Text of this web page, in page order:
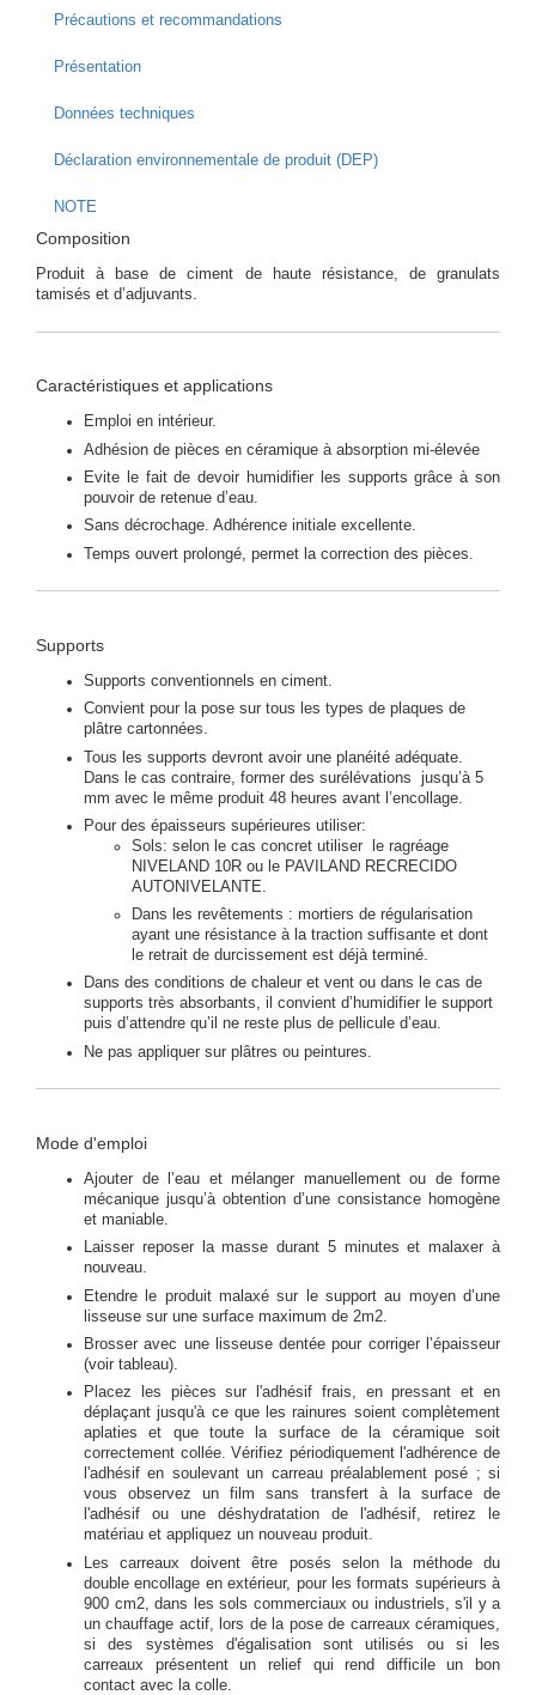
Précautions et recommandations
Présentation
Données techniques
Déclaration environnementale de produit (DEP)
NOTE
Composition
Produit à base de ciment de haute résistance, de granulats
tamisés et d’adjuvants.
Caractéristiques et applications
Emploi en intérieur.
Adhésion de pièces en céramique à absorption mi-élevée
Evite le fait de devoir humidifier les supports grâce à son
pouvoir de retenue d’eau.
Sans décrochage. Adhérence initiale excellente.
Temps ouvert prolongé, permet la correction des pièces.
Supports
Supports conventionnels en ciment.
Convient pour la pose sur tous les types de plaques de
plâtre cartonnées.
Tous les supports devront avoir une planéité adéquate.
Dans le cas contraire, former des surélévations jusqu’à 5
mm avec le même produit 48 heures avant l’encollage.
Pour des épaisseurs supérieures utiliser:
Sols: selon le cas concret utiliser le ragréage
NIVELAND 10R ou le PAVILAND RECRECIDO
AUTONIVELANTE.
Dans les revêtements : mortiers de régularisation
ayant une résistance à la traction suffisante et dont
le retrait de durcissement est déjà terminé.
Dans des conditions de chaleur et vent ou dans le cas de
supports très absorbants, il convient d’humidifier le support
puis d’attendre qu’il ne reste plus de pellicule d’eau.
Ne pas appliquer sur plâtres ou peintures.
Mode d'emploi
Ajouter de l’eau et mélanger manuellement ou de forme
mécanique jusqu’à obtention d’une consistance homogène
et maniable.
Laisser reposer la masse durant 5 minutes et malaxer à
nouveau.
Etendre le produit malaxé sur le support au moyen d’une
lisseuse sur une surface maximum de 2m2.
Brosser avec une lisseuse dentée pour corriger l’épaisseur
(voir tableau).
Placez les pièces sur l'adhésif frais, en pressant et en
déplaçant jusqu'à ce que les rainures soient complètement
aplaties et que toute la surface de la céramique soit
correctement collée. Vérifiez périodiquement l'adhérence de
l'adhésif en soulevant un carreau préalablement posé ; si
vous observez un film sans transfert à la surface de
l'adhésif ou une déshydratation de l'adhésif, retirez le
matériau et appliquez un nouveau produit.
Les carreaux doivent être posés selon la méthode du
double encollage en extérieur, pour les formats supérieurs à
900 cm2, dans les sols commerciaux ou industriels, s'il y a
un chauffage actif, lors de la pose de carreaux céramiques,
si des systèmes d'égalisation sont utilisés ou si les
carreaux présentent un relief qui rend difficile un bon
contact avec la colle.